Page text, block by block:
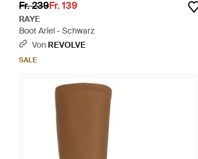
Fr. 239Fr. 139
RAYE
Boot Ariel - Schwarz
Von REVOLVE
SALE